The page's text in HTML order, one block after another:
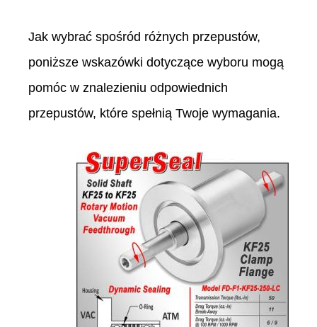
Jak wybrać spośród różnych przepustów,
poniższe wskazówki dotyczące wyboru mogą
pomóc w znalezieniu odpowiednich
przepustów, które spełnią Twoje wymagania.